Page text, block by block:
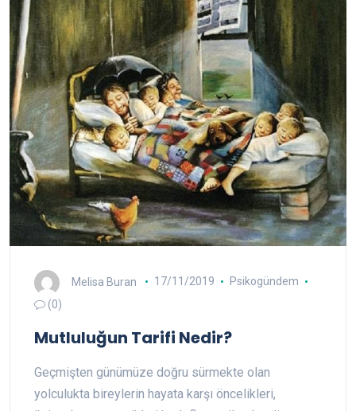
Melisa Buran 17/11/2019
Psikogündem
(0)
Mutluluğun Tarifi Nedir?
Geçmişten günümüze doğru sürmekte olan
yolculukta bireylerin hayata karşı öncelikleri,